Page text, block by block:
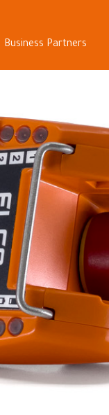
Business Partners